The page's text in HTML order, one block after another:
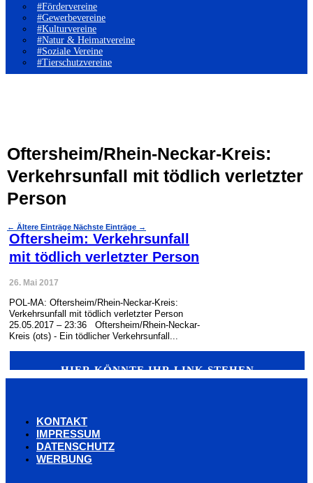
#Fördervereine
#Gewerbevereine
#Kulturvereine
#Natur & Heimatvereine
#Soziale Vereine
#Tierschutzvereine
Oftersheim/Rhein-Neckar-Kreis:
Verkehrsunfall mit tödlich verletzter
Person
← Ältere Einträge Nächste Einträge →
Oftersheim: Verkehrsunfall
mit tödlich verletzter Person
26. Mai 2017
POL-MA: Oftersheim/Rhein-Neckar-Kreis:
Verkehrsunfall mit tödlich verletzter Person
25.05.2017 – 23:36 Oftersheim/Rhein-Neckar-
Kreis (ots) - Ein tödlicher Verkehrsunfall...
HIER KÖNNTE IHR LINK STEHEN
KONTAKT
IMPRESSUM
DATENSCHUTZ
WERBUNG